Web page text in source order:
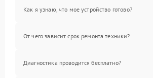
Как я узнаю, что мое устройство готово?
От чего зависит срок ремонта техники?
Диагностика проводится бесплатно?